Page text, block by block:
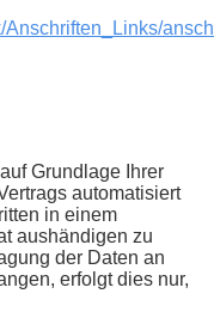
Grundlage Ihrer
automatisiert
in einem
aushändigen zu
der Daten an
erfolgt dies nur,